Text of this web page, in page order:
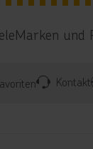
Marken und
Kontakt